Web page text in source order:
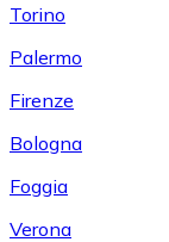
Torino
Palermo
Firenze
Bologna
Foggia
Verona